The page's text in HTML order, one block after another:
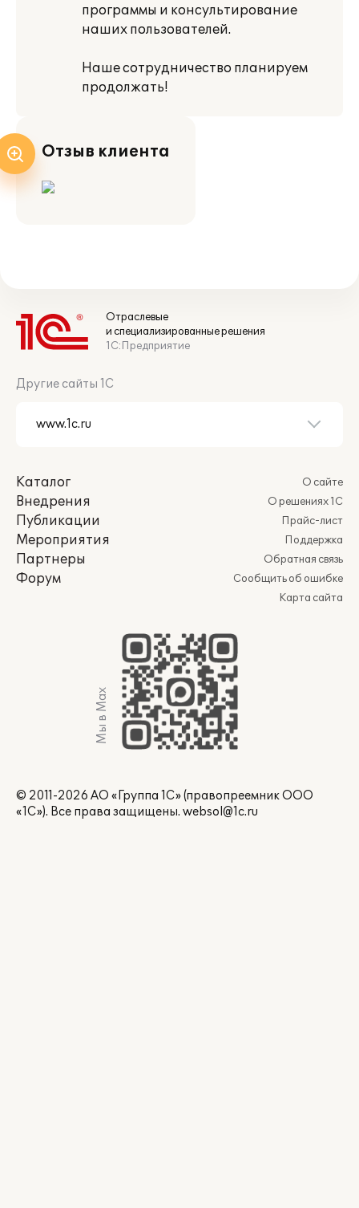
программы и консультирование
наших пользователей.
Наше сотрудничество планируем
продолжать!
Отзыв клиента
Отраслевые
и специализированные решения
1С:Предприятие
Другие сайты 1С
Каталог
Внедрения
Публикации
Мероприятия
Партнеры
Форум
О сайте
О решениях 1С
Прайс-лист
Поддержка
Обратная связь
Сообщить об ошибке
Карта сайта
Мы в Max
© 2011-2026 АО «Группа 1С» (правопреемник ООО
«1С»). Все права защищены. websol@1c.ru